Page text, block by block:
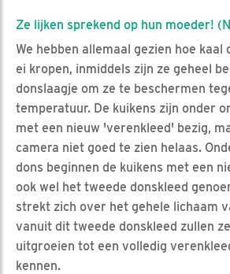
Ze lijken sprekend op hun moeder!
We hebben allemaal gezien hoe kaal
ei kropen, inmiddels zijn ze geheel
donslaagje om ze te beschermen
temperatuur. De kuikens zijn onder
met een nieuw 'verenkleed' bezig,
camera niet goed te zien helaas.
dons beginnen de kuikens met een
ook wel het tweede donskleed
strekt zich over het gehele lichaam
vanuit dit tweede donskleed zullen
uitgroeien tot een volledig
kennen.